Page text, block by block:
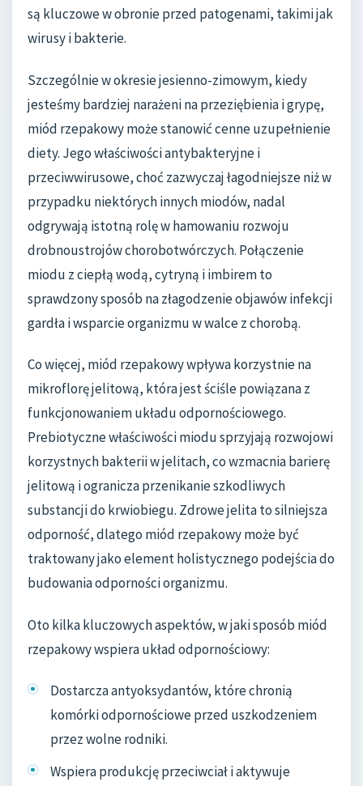
są kluczowe w obronie przed patogenami, takimi jak
wirusy i bakterie.
Szczególnie w okresie jesienno-zimowym, kiedy
jesteśmy bardziej narażeni na przeziębienia i grypę,
miód rzepakowy może stanowić cenne uzupełnienie
diety. Jego właściwości antybakteryjne i
przeciwwirusowe, choć zazwyczaj łagodniejsze niż w
przypadku niektórych innych miodów, nadal
odgrywają istotną rolę w hamowaniu rozwoju
drobnoustrojów chorobotwórczych. Połączenie
miodu z ciepłą wodą, cytryną i imbirem to
sprawdzony sposób na złagodzenie objawów infekcji
gardła i wsparcie organizmu w walce z chorobą.
Co więcej, miód rzepakowy wpływa korzystnie na
mikroflorę jelitową, która jest ściśle powiązana z
funkcjonowaniem układu odpornościowego.
Prebiotyczne właściwości miodu sprzyjają rozwojowi
korzystnych bakterii w jelitach, co wzmacnia barierę
jelitową i ogranicza przenikanie szkodliwych
substancji do krwiobiegu. Zdrowe jelita to silniejsza
odporność, dlatego miód rzepakowy może być
traktowany jako element holistycznego podejścia do
budowania odporności organizmu.
Oto kilka kluczowych aspektów, w jaki sposób miód
rzepakowy wspiera układ odpornościowy:
Dostarcza antyoksydantów, które chronią
komórki odpornościowe przed uszkodzeniem
przez wolne rodniki.
Wspiera produkcję przeciwciał i aktywuje